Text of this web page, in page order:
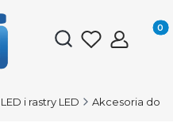
Otwórz
i rastry LED Akcesoria do